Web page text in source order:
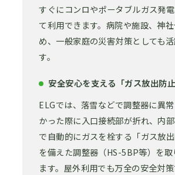
すぐにコンロやポータブルガス発
て利用できます。病院や施設、神
め、一般家庭の災害対策としても
す。
安全安心を支える「ガス放出防止
ELGでは、落雪などで調整器に異
かった際に入口接続部が折れ、内
で自動的にガスを栓する「ガス放出
を備えた調整器（HS-5BP等）を取
ます。屋外利用でも万全の安全対